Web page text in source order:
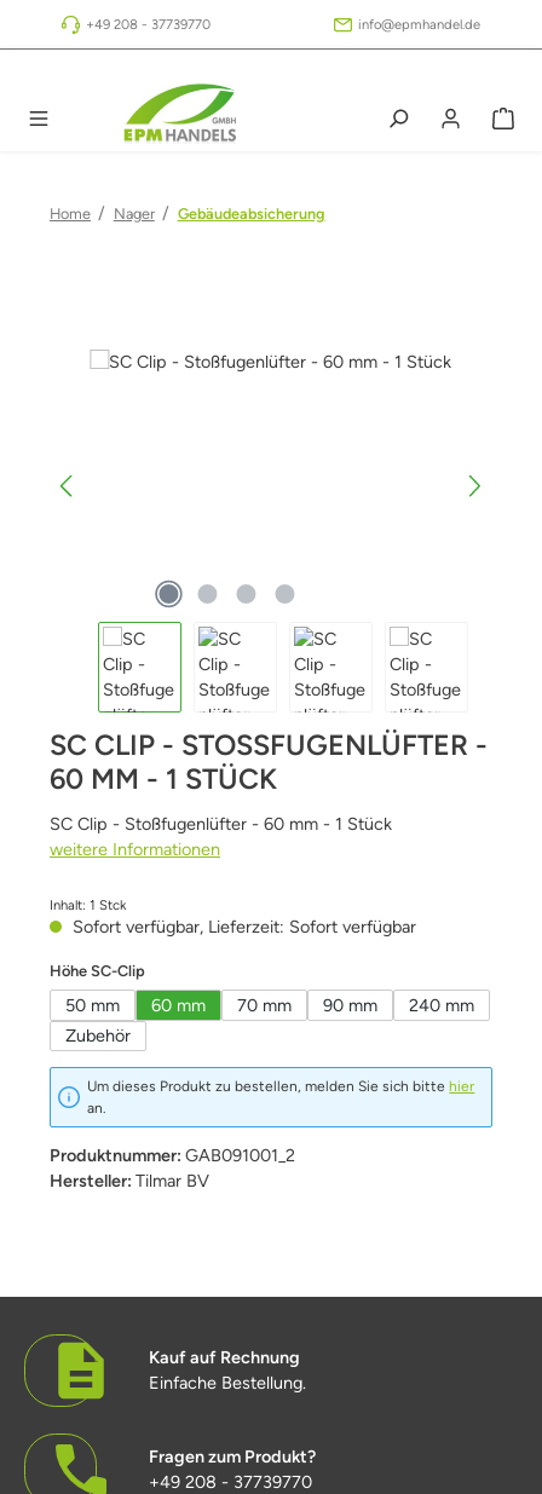
Zum Hauptinhalt springen
+49 208 - 37739770 info@epmhandel.de
Home / Nager / Gebäudeabsicherung
Bildergalerie überspringen
SC CLIP - STOSSFUGENLÜFTER - 6
0 MM - 1 STÜCK
SC Clip - Stoßfugenlüfter - 60 mm - 1 Stück
weitere Informationen
Inhalt: 1 Stck
Sofort verfügbar, Lieferzeit: Sofort verfügbar
Höhe SC-Clipauswählen
50 mm 60 mm 70 mm 90 mm
240 mm
Zubehör
Um dieses Produkt zu bestellen, melden Sie sich bitte hier
an.
Produktnummer: GAB091001_2
Hersteller: Tilmar BV
Kauf auf Rechnung
Einfache Bestellung.
Fragen zum Produkt?
+49 208 - 37739770